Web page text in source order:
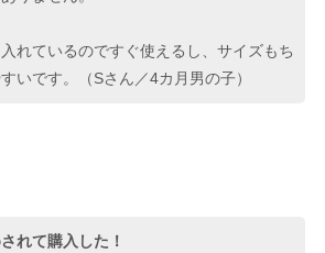
れているのですぐ使えるし、サイズもち
いです。（Sさん／4カ月男の子）
れて購入した！